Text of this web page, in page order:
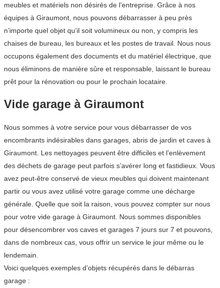
meubles et matériels non désirés de l’entreprise. Grâce à nos
équipes à Giraumont, nous pouvons débarrasser à peu près
n’importe quel objet qu’il soit volumineux ou non, y compris les
chaises de bureau, les bureaux et les postes de travail. Nous nous
occupons également des documents et du matériel électrique, que
nous éliminons de manière sûre et responsable, laissant le bureau
prêt pour la rénovation ou pour le prochain locataire.
Vide garage à Giraumont
Nous sommes à votre service pour vous débarrasser de vos
encombrants indésirables dans garages, abris de jardin et caves à
Giraumont. Les nettoyages peuvent être difficiles et l’enlèvement
des déchets de garage peut parfois s’avérer long et fastidieux. Vous
avez peut-être conservé de vieux meubles qui doivent maintenant
partir ou vous avez utilisé votre garage comme une décharge
générale. Quelle que soit la raison, vous pouvez compter sur nous
pour votre vide garage à Giraumont. Nous sommes disponibles
pour désencombrer vos caves et garages 7 jours sur 7 et pouvons,
dans de nombreux cas, vous offrir un service le jour même ou le
lendemain.
Voici quelques exemples d’objets récupérés dans le débarras
garage :